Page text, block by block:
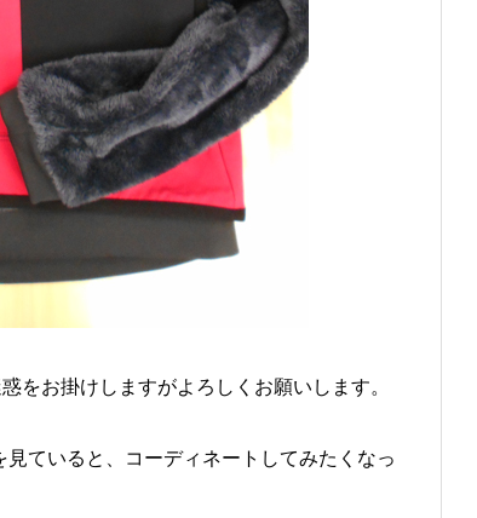
をお掛けしますがよろしくお願いします。
ていると、コーディネートしてみたくなっ